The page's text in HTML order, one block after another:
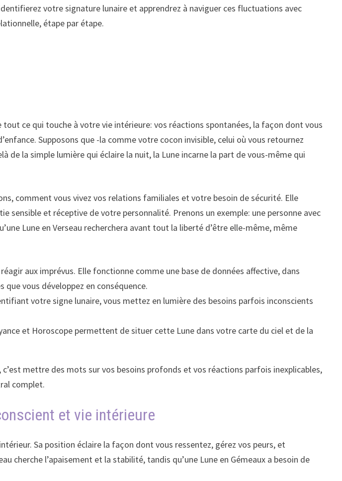
votre signature lunaire et apprendrez à naviguer ces fluctuations avec
étape par étape.
ce qui touche à votre vie intérieure: vos réactions spontanées, la façon dont vous
Supposons que -la comme votre cocon invisible, celui où vous retournez
la simple lumière qui éclaire la nuit, la Lune incarne la part de vous-même qui
comment vous vivez vos relations familiales et votre besoin de sécurité. Elle
sensible et réceptive de votre personnalité. Prenons un exemple: une personne avec
Lune en Verseau recherchera avant tout la liberté d’être elle-même, même
aux imprévus. Elle fonctionne comme une base de données affective, dans
vous développez en conséquence.
votre signe lunaire, vous mettez en lumière des besoins parfois inconscients
et Horoscope permettent de situer cette Lune dans votre carte du ciel et de la
mettre des mots sur vos besoins profonds et vos réactions parfois inexplicables,
complet.
et vie intérieure
Sa position éclaire la façon dont vous ressentez, gérez vos peurs, et
cherche l’apaisement et la stabilité, tandis qu’une Lune en Gémeaux a besoin de